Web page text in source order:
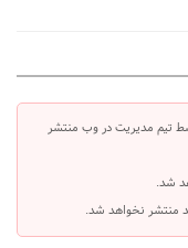
تیم مدیریت در وب منتشر
شد.
منتشر نخواهد شد.